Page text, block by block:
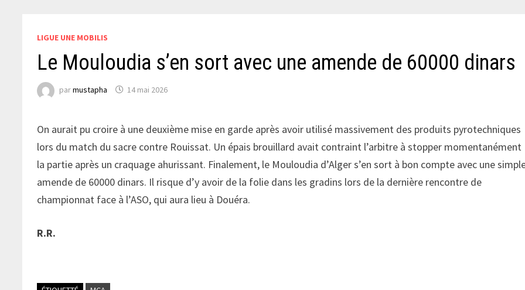
LIGUE UNE MOBILIS
Le Mouloudia s’en sort avec une amende de 60000 dinars
parmustapha 14 mai 2026
On aurait pu croire à une deuxième mise en garde après avoir utilisé massivement des produits pyrotechniques
lors du match du sacre contre Rouissat. Un épais brouillard avait contraint l’arbitre à stopper momentanément
la partie après un craquage ahurissant. Finalement, le Mouloudia d’Alger s’en sort à bon compte avec une
amende de 60000 dinars. Il risque d’y avoir de la folie dans les gradins lors de la dernière rencontre de
championnat face à l’ASO, qui aura lieu à Douéra.
R.R.